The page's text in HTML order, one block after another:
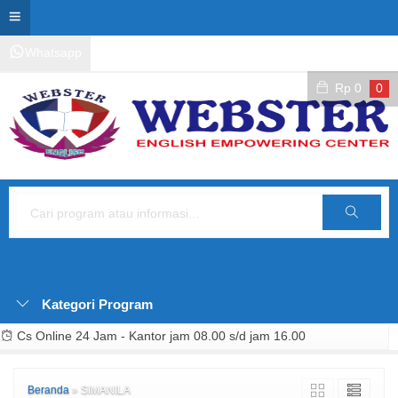
Rp 0 0
Cari
Kategori Program
Cs Online 24 Jam - Kantor jam 08.00 s/d jam 16.00
Beranda » SIMANILA